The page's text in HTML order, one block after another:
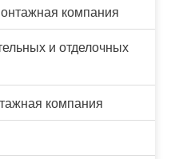
компания
и отделочных
компания